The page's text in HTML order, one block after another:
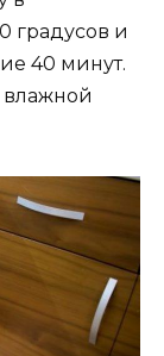
градусов и
40 минут.
влажной